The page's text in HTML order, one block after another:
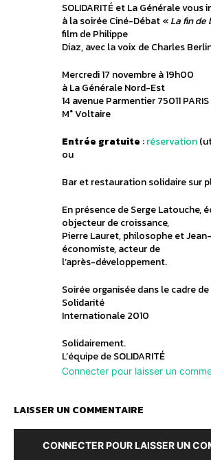
SOLIDARITÉ et La Générale vous
à la soirée Ciné-Débat «La fin de
film de Philippe
Diaz, avec la voix de Charles
Mercredi 17 novembre à 19h00
à La Générale Nord-Est
14 avenue Parmentier 75011 PARIS
M° Voltaire
Entrée gratuite :réservation
ou
Bar et restauration solidaire sur
En présence de Serge Latouche,
objecteur de croissance,
Pierre Lauret, philosophe et
économiste, acteur de
l’après-développement.
Soirée organisée dans le cadre
Solidarité
Internationale 2010
Solidairement.
L’équipe de SOLIDARITÉ
Connecter pour laisser un
LAISSER UN COMMENTAIRE
CONNECTER POUR LAISSER UN